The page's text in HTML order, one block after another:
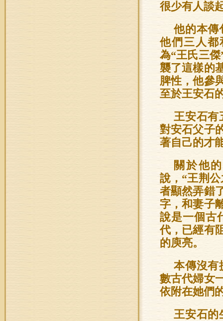
很少有人談
他的本傳
他們三人都
為“王氏三
襲了這樣的
脾性，他參
至於王安石
王安石有
對安石父子
著自己的才
關於他
說，“王荆
者顯然弄錯
字，和妻子
說是一個古
代，已經有
的庾亮。
本傳沒有
數古代婦女
依附在她們
王安石的